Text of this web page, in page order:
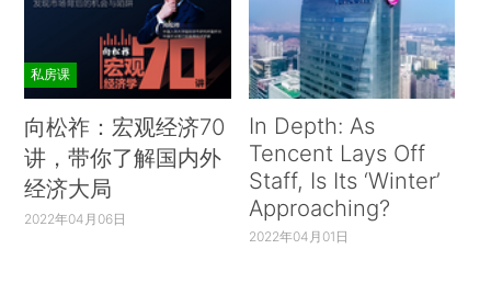
私房课
向松祚：宏观经济70
讲，带你了解国内外
经济大局
2022年04月06日
In Depth: As
Tencent Lays Off
Staff, Is Its ‘Winter’
Approaching?
2022年04月01日